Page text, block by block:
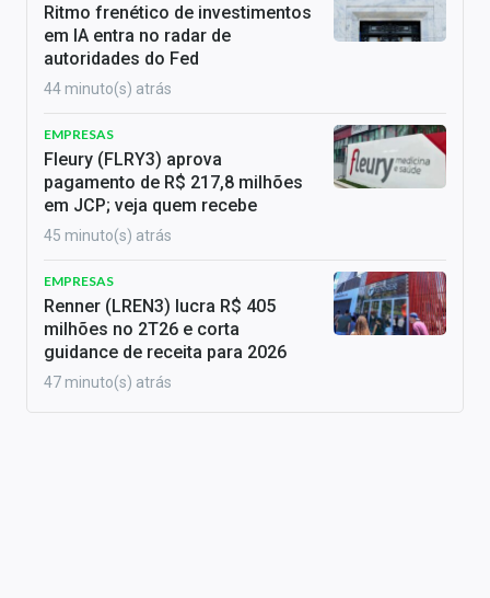
Ritmo frenético de investimentos
em IA entra no radar de
autoridades do Fed
44 minuto(s) atrás
EMPRESAS
Fleury (FLRY3) aprova
pagamento de R$ 217,8 milhões
em JCP; veja quem recebe
45 minuto(s) atrás
EMPRESAS
Renner (LREN3) lucra R$ 405
milhões no 2T26 e corta
guidance de receita para 2026
47 minuto(s) atrás